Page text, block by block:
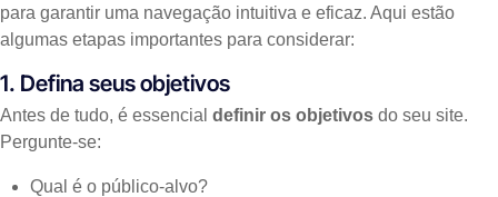
para garantir uma navegação intuitiva e eficaz. Aqui estão
algumas etapas importantes para considerar:
1. Defina seus objetivos
Antes de tudo, é essencial definir os objetivos do seu site.
Pergunte-se:
Qual é o público-alvo?